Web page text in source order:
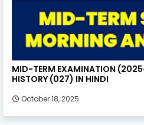
MID-TERM EXAMINATION
HISTORY (027) IN HINDI
October 18, 2025